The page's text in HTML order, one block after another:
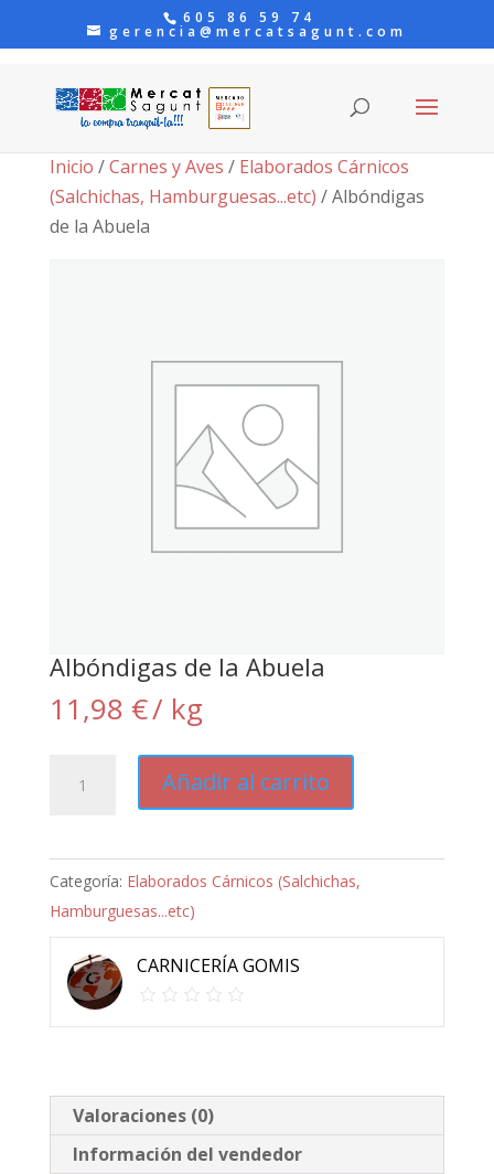
605 86 59 74
gerencia@mercatsagunt.com
Inicio /Carnes y Aves / Elaborados Cárnicos
(Salchichas, Hamburguesas...etc) / Albóndigas
de la Abuela
Albóndigas de la Abuela
11,98 €/ kg
Abuela
cantidad
Añadir al carrito
Categoría: Elaborados Cárnicos (Salchichas,
Hamburguesas...etc)
CARNICERÍA GOMIS
Valoraciones (0)
Información del vendedor